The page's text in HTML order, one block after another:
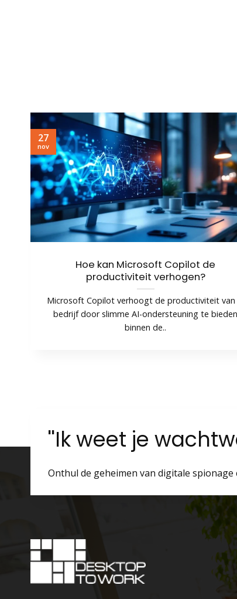
Hoe kan Microsoft Copilot de
productiviteit verhogen?
Microsoft Copilot verhoogt de productiviteit van
bedrijf door slimme AI-ondersteuning te bieden
binnen de..
27
nov
''Ik weet je
Onthul de geheimen van digitale